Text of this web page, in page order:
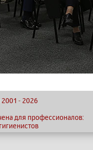
- 2026
для профессионалов: